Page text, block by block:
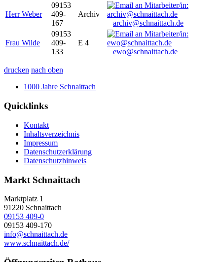
Herr Weber
09153
409-
167
Archiv
archiv@schnaittach.de
Frau Wilde
09153
409-
133
E 4
ewo@schnaittach.de
drucken nach oben
1000 Jahre Schnaittach
Quicklinks
Kontakt
Inhaltsverzeichnis
Impressum
Datenschutzerklärung
Datenschutzhinweis
Markt Schnaittach
Marktplatz 1
91220 Schnaittach
09153 409-0
09153 409-170
info@schnaittach.de
www.schnaittach.de/